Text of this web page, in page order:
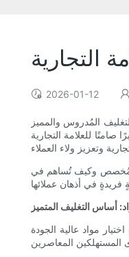
التجارية
2026-01-12
المُدروس والمميز
للعلامة التجارية
المُخصص وكيف تُساهم في
أساس التغليف المتميز
مواد عالية الجودة